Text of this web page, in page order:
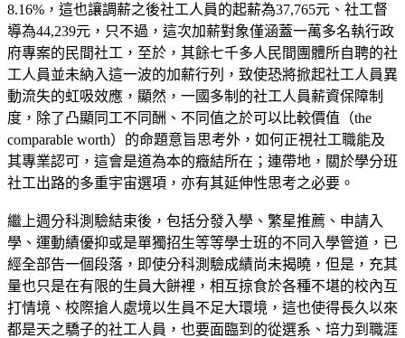
8.16%，這也讓調薪之後社工人員的起薪為37,765元、社工督
導為44,239元，只不過，這次加薪對象僅涵蓋一萬多名執行政
府專案的民間社工，至於，其餘七千多人民間團體所自聘的社
工人員並未納入這一波的加薪行列，致使恐將掀起社工人員異
動流失的虹吸效應，顯然，一國多制的社工人員薪資保障制
度，除了凸顯同工不同酬、不同值之於可以比較價值（the
comparable worth）的命題意旨思考外，如何正視社工職能及
其專業認可，這會是道為本的癥結所在；連帶地，關於學分班
社工出路的多重宇宙選項，亦有其延伸性思考之必要。
繼上週分科測驗結束後，包括分發入學、繁星推薦、申請入
學、運動績優抑或是單獨招生等等學士班的不同入學管道，已
經全部告一個段落，即使分科測驗成績尚未揭曉，但是，充其
量也只是在有限的生員大餅裡，相互掠食於各種不堪的校內互
打情境、校際搶人處境以生員不足大環境，這也使得長久以來
都是天之驕子的社工人員，也要面臨到的從選系、培力到職涯